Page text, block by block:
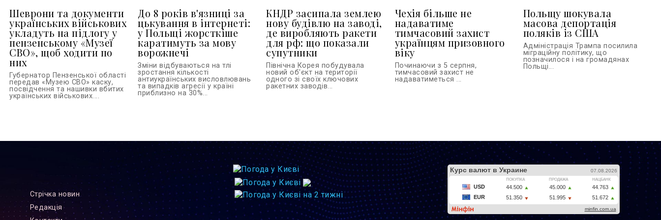
Шеврони та документи
українських військових
укладуть на підлогу у
пензенському «Музеї
СВО», щоб ходити по
них
Губернатор Пензенської області
передав «Музею СВО» каску,
посвідчення та нашивки вбитих
українських військових....
До 8 років в'язниці за
цькування в інтернеті:
у Польщі жорсткіше
каратимуть за мову
ворожнечі
Зміни відбуваються на тлі
зростання кількості
антиукраїнських висловлювань
та випадків агресії у країні
приблизно на 30%...
КНДР засипала землею
нову будівлю на заводі,
де виробляють ракети
для рф: що показали
супутники
Північна Корея побудувала
новий об'єкт на території
одного зі своїх ключових
ракетних заводів...
Чехія більше не
надаватиме
тимчасовий захист
українцям призовного
віку
Починаючи з 5 серпня,
тимчасовий захист не
надаватиметься ...
Польщу шокувала
масова депортація
поляків із США
Адміністрація Трампа посилила
міграційну політику, що
позначилося і на громадянах
Польщі...
Стрiчка новин
Редакцiя